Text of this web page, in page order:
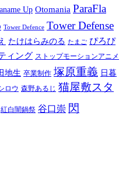
Up Otomania ParaFla
Tower Defence Tower Defense
たけはらみのる たまご ぴろぴ
ィング ストップモーションアニメ
地生 卒業制作 塚原重義 日暮
ロウ 森野あるじ 猫屋敷スタ
紅白闇鍋祭 谷口崇 閃